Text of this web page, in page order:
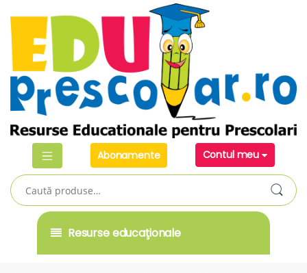
navigation
content
Abonamente
Contul meu
Caută
după:
Resurse educaţionale